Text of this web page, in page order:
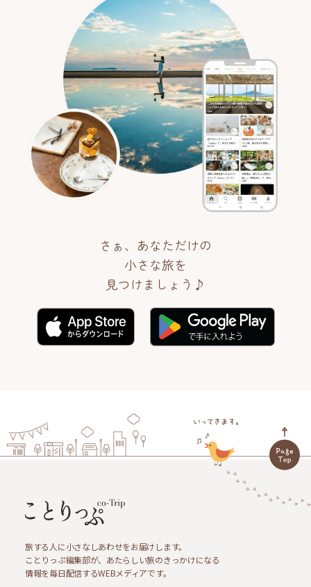
さぁ、あなただけの
小さな旅を
見つけましょう♪
旅する人に小さなしあわせをお届けします。
ことりっぷ編集部が、あたらしい旅のきっかけになる
情報を毎日配信するWEBメディアです。